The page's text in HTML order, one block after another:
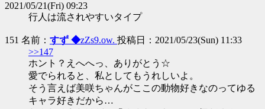
2021/05/21(Fri) 09:23
行人は流されやすいタイプ
151 名前： すず ◆zZs9.ow. 投稿日：2021/05/23(Sun) 11:33
>>147
ホント？えへへっ、ありがとう☆
愛でられると、私としてもうれしいよ。
そう言えば美咲ちゃんがここの動物好きなのってゆる
キャラ好きだから…